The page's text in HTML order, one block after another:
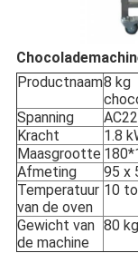
Productnaam8 kg
Spanning
Kracht
1.8
Maasgrootte
Afmeting
95 x
Temperatuur
van de oven
10
Gewicht van
de machine
80 kg